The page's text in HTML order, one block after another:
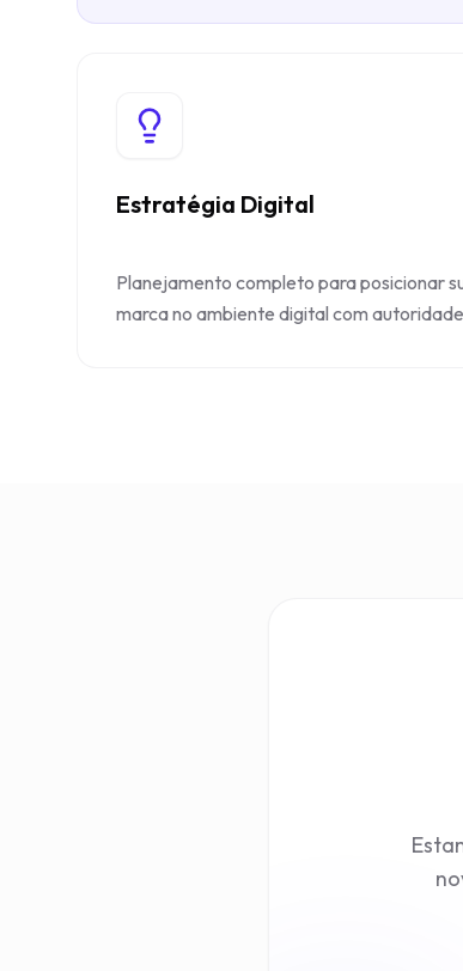
Estratégia Digital
Planejamento completo para posicionar
marca no ambiente digital com